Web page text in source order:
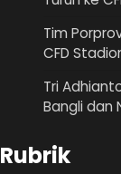
Tim
CFD
Tri
Bangli dan
Rubrik